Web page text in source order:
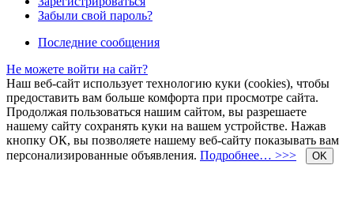
Забыли свой пароль?
Последние сообщения
Не можете войти на сайт?
Наш веб-сайт использует технологию куки (cookies), чтобы
предоставить вам больше комфорта при просмотре сайта.
Продолжая пользоваться нашим сайтом, вы разрешаете
нашему сайту сохранять куки на вашем устройстве. Нажав
кнопку ОК, вы позволяете нашему веб-сайту показывать вам
персонализированные объявления. Подробнее… >>> OK